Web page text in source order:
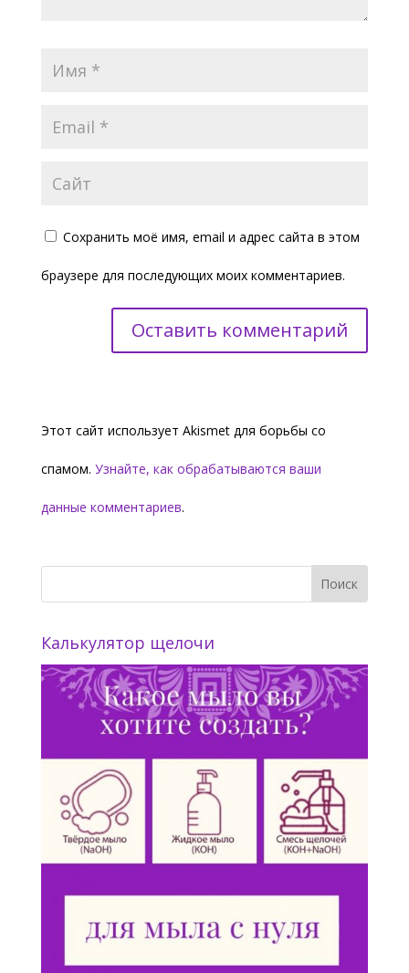
Сохранить моё имя, email и адрес сайта в этом
браузере для последующих моих комментариев.
Этот сайт использует Akismet для борьбы со
спамом. Узнайте, как обрабатываются ваши
данные комментариев.
Калькулятор щелочи